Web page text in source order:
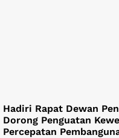
Hadiri Rapat Dewan
Dorong Penguatan
Percepatan